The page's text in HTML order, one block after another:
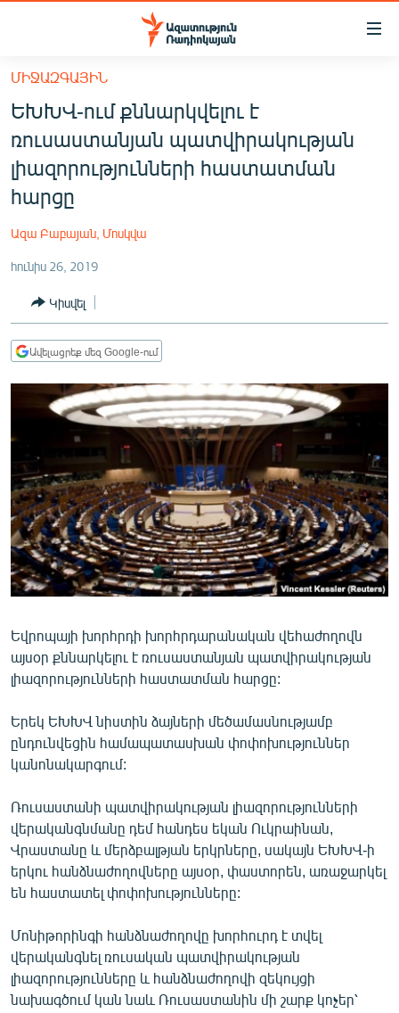
Մատչելիության
հիմնական
բովանդակությանը
հիմնական
մենյուին
Որոնում
ՔԱՂԱՔԱԿԱՆ
ԸՆՏՐՈՒԹՅՈՒՆՆԵՐ 2026
ՊԱՏԵՐԱԶՄԻ 6 ՇԱԲԱԹՆԵՐԸ
ՏԱՐԱԾԱՇՐՋԱՆ
ՄԻՋԱԶԳԱՅԻՆ
ՄՇԱԿՈՒՅԹ
ՍՊՈՐՏ
ՄԵԿՆԱԲԱՆՈՒԹՅՈՒՆ
ՏՏ ԵՒ ԻՆՏԵՐՆԵՏ
ԿՈՐՈՆԱՎԻՐՈՒՍ
ՏԵՍԱՆՅՈՒԹԵՐ
ԲԱՆԱՎԵՃ
ՓՈԴՔԱՍԹ
English
Русский
ՀԵՏԵՎԵՔ ՄԵԶ
ՄԻՋԱԶԳԱՅԻՆ
ԵԽԽՎ-ում քննարկվելու է
ռուսաստանյան պատվիրակության
լիազորությունների հաստատման
հարցը
Ազա Բաբայան, Մոսկվա
հունիս 26, 2019
Կիսվել
Ավելացրեք մեզ Google-ում
Եվրոպայի խորհրդի խորհրդարանական վեհաժողովն
այսօր քննարկելու է ռուսաստանյան պատվիրակության
լիազորությունների հաստատման հարցը:
Երեկ ԵԽԽՎ նիստին ձայների մեծամասնությամբ
ընդունվեցին համապատասխան փոփոխություններ
կանոնակարգում:
Ռուսաստանի պատվիրակության լիազորությունների
վերականգնմանը դեմ հանդես եկան Ուկրաինան,
Վրաստանը և մերձբալթյան երկրները, սակայն ԵԽԽՎ-ի
երկու հանձնաժողովները այսօր, փաստորեն, առաջարկել
են հաստատել փոփոխությունները:
Մոնիթորինգի հանձնաժողովը խորհուրդ է տվել
վերականգնել ռուսական պատվիրակության
լիազորությունները և հանձնաժողովի զեկույցի
նախագծում կան նաև Ռուսաստանին մի շարք կոչեր՝